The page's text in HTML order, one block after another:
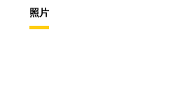
照片